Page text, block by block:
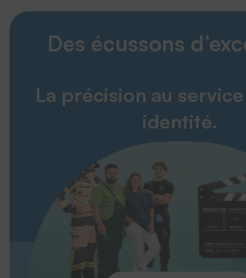
Des écussons
La précision au
identité.